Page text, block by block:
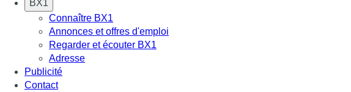
BX1
Connaître BX1
Annonces et offres d'emploi
Regarder et écouter BX1
Adresse
Publicité
Contact